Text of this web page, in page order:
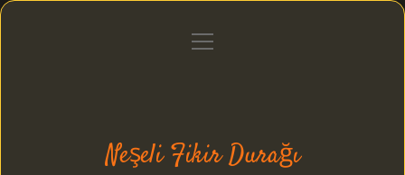
Gizlilik Politikası
menüyü
Neşeli Fikir Durağı